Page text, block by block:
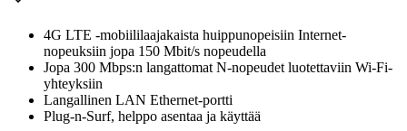
4G LTE -mobiililaajakaista huippunopeisiin Internet-
nopeuksiin jopa 150 Mbit/s nopeudella
Jopa 300 Mbps:n langattomat N-nopeudet luotettaviin Wi-Fi-
yhteyksiin
Langallinen LAN Ethernet-portti
Plug-n-Surf, helppo asentaa ja käyttää